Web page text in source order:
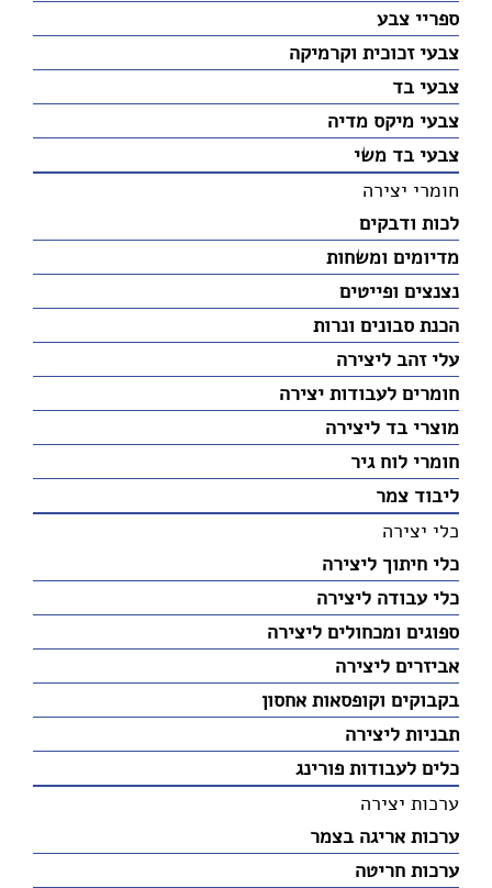
ספריי צבע
צבעי זכוכית וקרמיקה
צבעי בד
צבעי מיקס מדיה
צבעי בד משי
חומרי יצירה
לכות ודבקים
מדיומים ומשחות
נצנצים ופייטים
הכנת סבונים ונרות
עלי זהב ליצירה
חומרים לעבודות יצירה
מוצרי בד ליצירה
חומרי לוח גיר
ליבוד צמר
כלי יצירה
כלי חיתוך ליצירה
כלי עבודה ליצירה
ספוגים ומכחולים ליצירה
אביזרים ליצירה
בקבוקים וקופסאות אחסון
תבניות ליצירה
כלים לעבודות פורינג
ערכות יצירה
ערכות אריגה בצמר
ערכות חריטה